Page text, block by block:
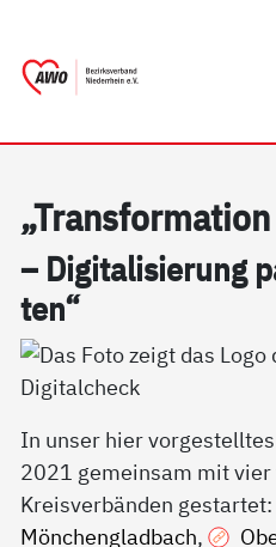
– Di­gi­ta­li­sie­rung
ten“
In unser hier
2021 gemeinsam mit
Kreisverbänden
Mönchengladbach,